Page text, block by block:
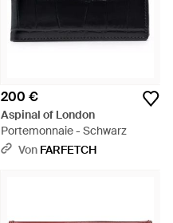
200 €
Aspinal of London
Portemonnaie - Schwarz
Von FARFETCH